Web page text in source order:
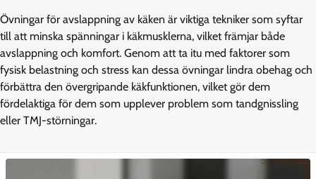
Övningar för avslappning av käken är viktiga tekniker som syftar
till att minska spänningar i käkmusklerna, vilket främjar både
avslappning och komfort. Genom att ta itu med faktorer som
fysisk belastning och stress kan dessa övningar lindra obehag och
förbättra den övergripande käkfunktionen, vilket gör dem
fördelaktiga för dem som upplever problem som tandgnissling
eller TMJ-störningar.